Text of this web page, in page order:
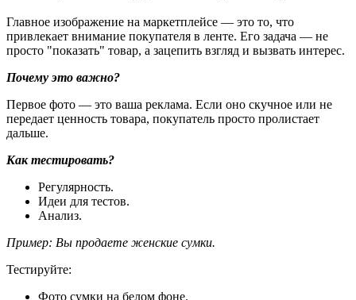
Главное изображение на маркетплейсе — это то, что
привлекает внимание покупателя в ленте. Его задача — не
просто "показать" товар, а зацепить взгляд и вызвать интерес.
Почему это важно?
Первое фото — это ваша реклама. Если оно скучное или не
передает ценность товара, покупатель просто пролистает
дальше.
Как тестировать?
Регулярность.
Идеи для тестов.
Анализ.
Пример: Вы продаете женские сумки.
Тестируйте:
Фото сумки на белом фоне.